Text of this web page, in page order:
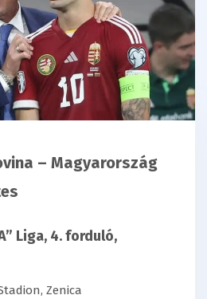
– Magyarország
Liga, 4. forduló,
Zenica